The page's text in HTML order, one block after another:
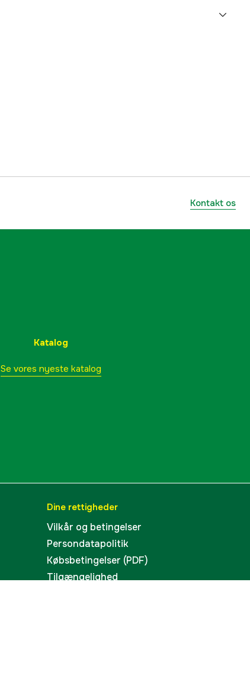
Kontakt os
Katalog
Se vores nyeste katalog
Dine rettigheder
Vilkår og betingelser
Persondatapolitik
Købsbetingelser (PDF)
Tilgængelighed